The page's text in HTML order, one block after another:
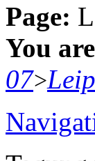
Page:
You
07>